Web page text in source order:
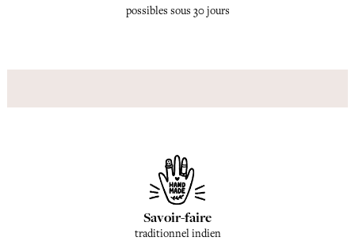
possibles sous 30 jours
Savoir-faire
traditionnel indien